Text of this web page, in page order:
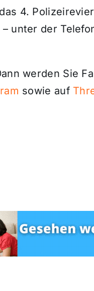
4.
unter der
werden Sie
sowie auf